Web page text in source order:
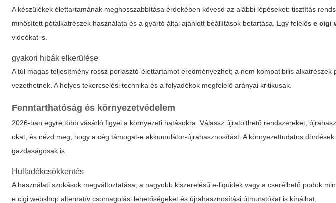
A készülékek élettartamának meghosszabbítása érdekében kövesd az alábbi lépéseket: tisztítás
minősített pótalkatrészek használata és a gyártó által ajánlott beállítások betartása. Egy felelőse cigi
videókat is.
gyakori hibák elkerülése
A túl magas teljesítmény rossz porlasztó-élettartamot eredményezhet; a nem kompatibilis
vezethetnek. A helyes tekercselési technika és a folyadékok megfelelő arányai kritikusak.
Fenntarthatóság és környezetvédelem
2026-ban egyre több vásárló figyel a környezeti hatásokra. Válassz újratölthető rendszereket,
okat, és nézd meg, hogy a cég támogat-e akkumulátor-újrahasznosítást. A környezettudatos
gazdaságosak is.
Hulladékcsökkentés
A használati szokások megváltoztatása, a nagyobb kiszerelésű e-liquidek vagy a cserélhető podok
e cigi webshop alternatív csomagolási lehetőségeket és újrahasznosítási útmutatókat is kínálhat.